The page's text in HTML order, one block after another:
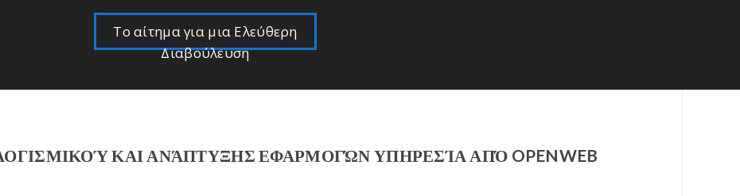
Το αίτημα για μια Ελεύθερη
Διαβούλευση
ΚΑΙ ΑΝΆΠΤΥΞΗΣ ΕΦΑΡΜΟΓΏΝ ΥΠΗΡΕΣΊΑ ΑΠΌ OPENWEB